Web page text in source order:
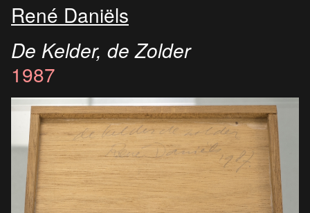
René Daniëls
De Kelder, de Zolder
1987